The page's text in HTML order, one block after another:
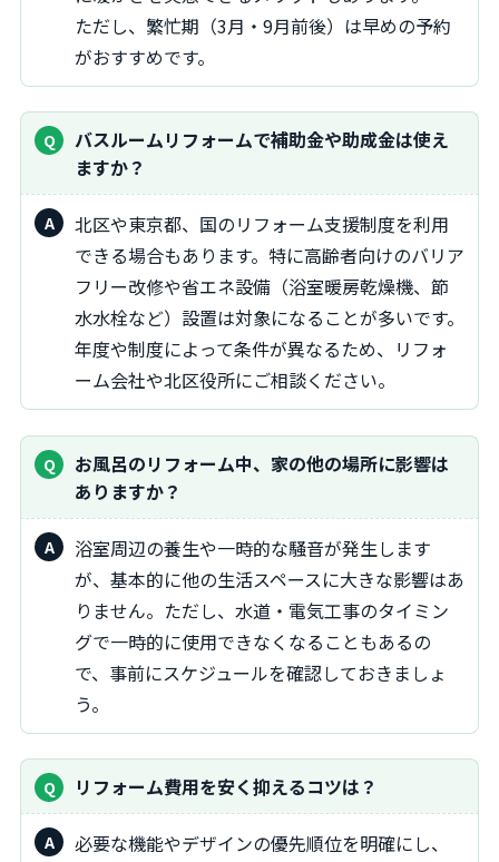
ただし、繁忙期（3月・9月前後）は早めの予約
がおすすめです。
バスルームリフォームで補助金や助成金は使え
ますか？
北区や東京都、国のリフォーム支援制度を利用
できる場合もあります。特に高齢者向けのバリア
フリー改修や省エネ設備（浴室暖房乾燥機、節
水水栓など）設置は対象になることが多いです。
年度や制度によって条件が異なるため、リフォ
ーム会社や北区役所にご相談ください。
お風呂のリフォーム中、家の他の場所に影響は
ありますか？
浴室周辺の養生や一時的な騒音が発生します
が、基本的に他の生活スペースに大きな影響はあ
りません。ただし、水道・電気工事のタイミン
グで一時的に使用できなくなることもあるの
で、事前にスケジュールを確認しておきましょ
う。
リフォーム費用を安く抑えるコツは？
必要な機能やデザインの優先順位を明確にし、